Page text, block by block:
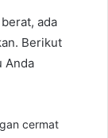
ada
Berikut
Anda
cermat